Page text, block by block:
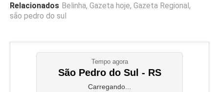
Relacionados Belinha, Gazeta hoje, Gazeta Regional,
são pedro do sul
Tempo agora
São Pedro do Sul - RS
Carregando...